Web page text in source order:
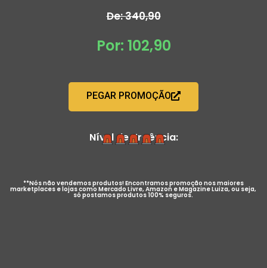
De: 340,90
Por: 102,90
PEGAR PROMOÇÃO
Nível de Urgência:
**Nós não vendemos produtos! Encontramos promoção nos maiores
marketplaces e lojas como Mercado Livre, Amazon e Magazine Luiza, ou seja,
só postamos produtos 100% seguros.